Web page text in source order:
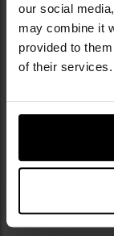
our social
may combine it
provided to
of their services.